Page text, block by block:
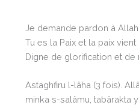
Je demande pardon à
Tu es la Paix et la paix
Digne de glorification et de
Astaghfiru l-lâha (3 fois).
minka s-salâmu, tabârakta